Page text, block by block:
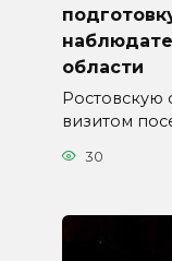
области
Ростовскую
визитом
30